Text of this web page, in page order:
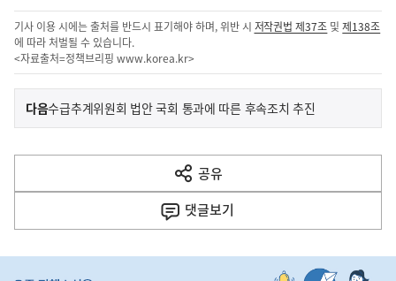
기사 이용 시에는 출처를 반드시 표기해야 하며, 위반 시 저작권법 제37조 및제138조
에 따라 처벌될 수 있습니다.
<자료출처=정책브리핑 www.korea.kr>
이
전
다
음
다음기
사
수급추계위원회 법안 국회 통과에 따른 후속조치 추진
공유
열
기
댓글보기